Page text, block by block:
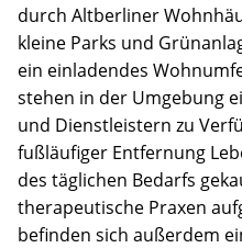
durch Altberliner
kleine Parks und
ein einladendes
stehen in der Umgebung
und Dienstleistern zu
fußläufiger Entfernung
des täglichen Bedarfs
therapeutische Praxen
befinden sich außerdem